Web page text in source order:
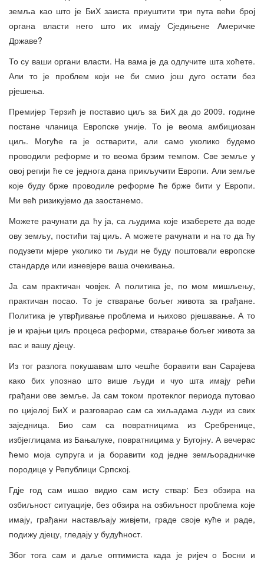
земља као што је БиХ заиста приуштити три пута већи број
органа власти него што их имају Сједињене Америчке
Државе?
То су ваши органи власти. На вама је да одлучите шта хоћете.
Али то је проблем који не би смио још дуго остати без
рјешења.
Премијер Терзић је поставио циљ за БиХ да до 2009. године
постане чланица Европске уније. То је веома амбициозан
циљ. Могуће га је остварити, али само уколико будемо
проводили реформе и то веома брзим темпом. Све земље у
овој регији ће се једнога дана прикључити Европи. Али земље
које буду брже проводиле реформе ће брже бити у Европи.
Ми већ ризикујемо да заостанемо.
Можете рачунати да ћу ја, са људима које изаберете да воде
ову земљу, постићи тај циљ. А можете рачунати и на то да ћу
подузети мјере уколико ти људи не буду поштовали европске
стандарде или изневјере ваша очекивања.
Ја сам практичан човјек. А политика је, по мом мишљењу,
практичан посао. То је стварање бољег живота за грађане.
Политика је утврђивање проблема и њихово рјешавање. А то
је и крајњи циљ процеса реформи, стварање бољег живота за
вас и вашу дјецу.
Из тог разлога покушавам што чешће боравити ван Сарајева
како бих упознао што више људи и чуо шта имају рећи
грађани ове земље. Ја сам током протеклог периода путовао
по цијелој БиХ и разговарао сам са хиљадама људи из свих
заједница. Био сам са повратницима из Сребренице,
избјеглицама из Бањалуке, повратницима у Бугојну. А вечерас
ћемо моја супруга и ја боравити код једне земљорадничке
породице у Републици Српској.
Гдје год сам ишао видио сам исту ствар: Без обзира на
озбиљност ситуације, без обзира на озбиљност проблема које
имају, грађани настављају живјети, граде своје куће и раде,
подижу дјецу, гледају у будућност.
Због тога сам и даље оптимиста када је ријеч о Босни и